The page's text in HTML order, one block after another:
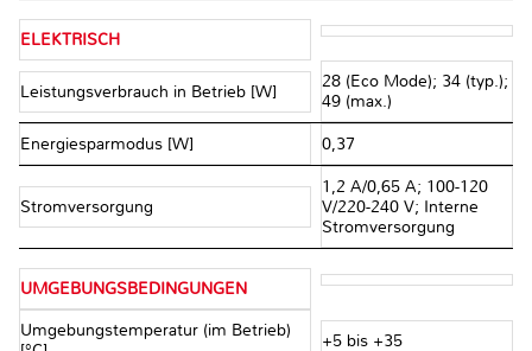
ELEKTRISCH
Leistungsverbrauch in Betrieb [W]
28 (Eco Mode); 34 (typ.);
49 (max.)
Energiesparmodus [W] 0,37
Stromversorgung
1,2 A/0,65 A; 100-120
V/220-240 V; Interne
Stromversorgung
UMGEBUNGSBEDINGUNGEN
Umgebungstemperatur (im Betrieb)
+5 bis +35